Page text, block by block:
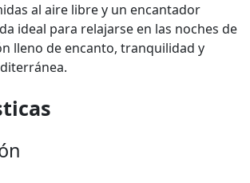
al aire libre y un encantador
ideal para relajarse en las noches de
lleno de encanto, tranquilidad y